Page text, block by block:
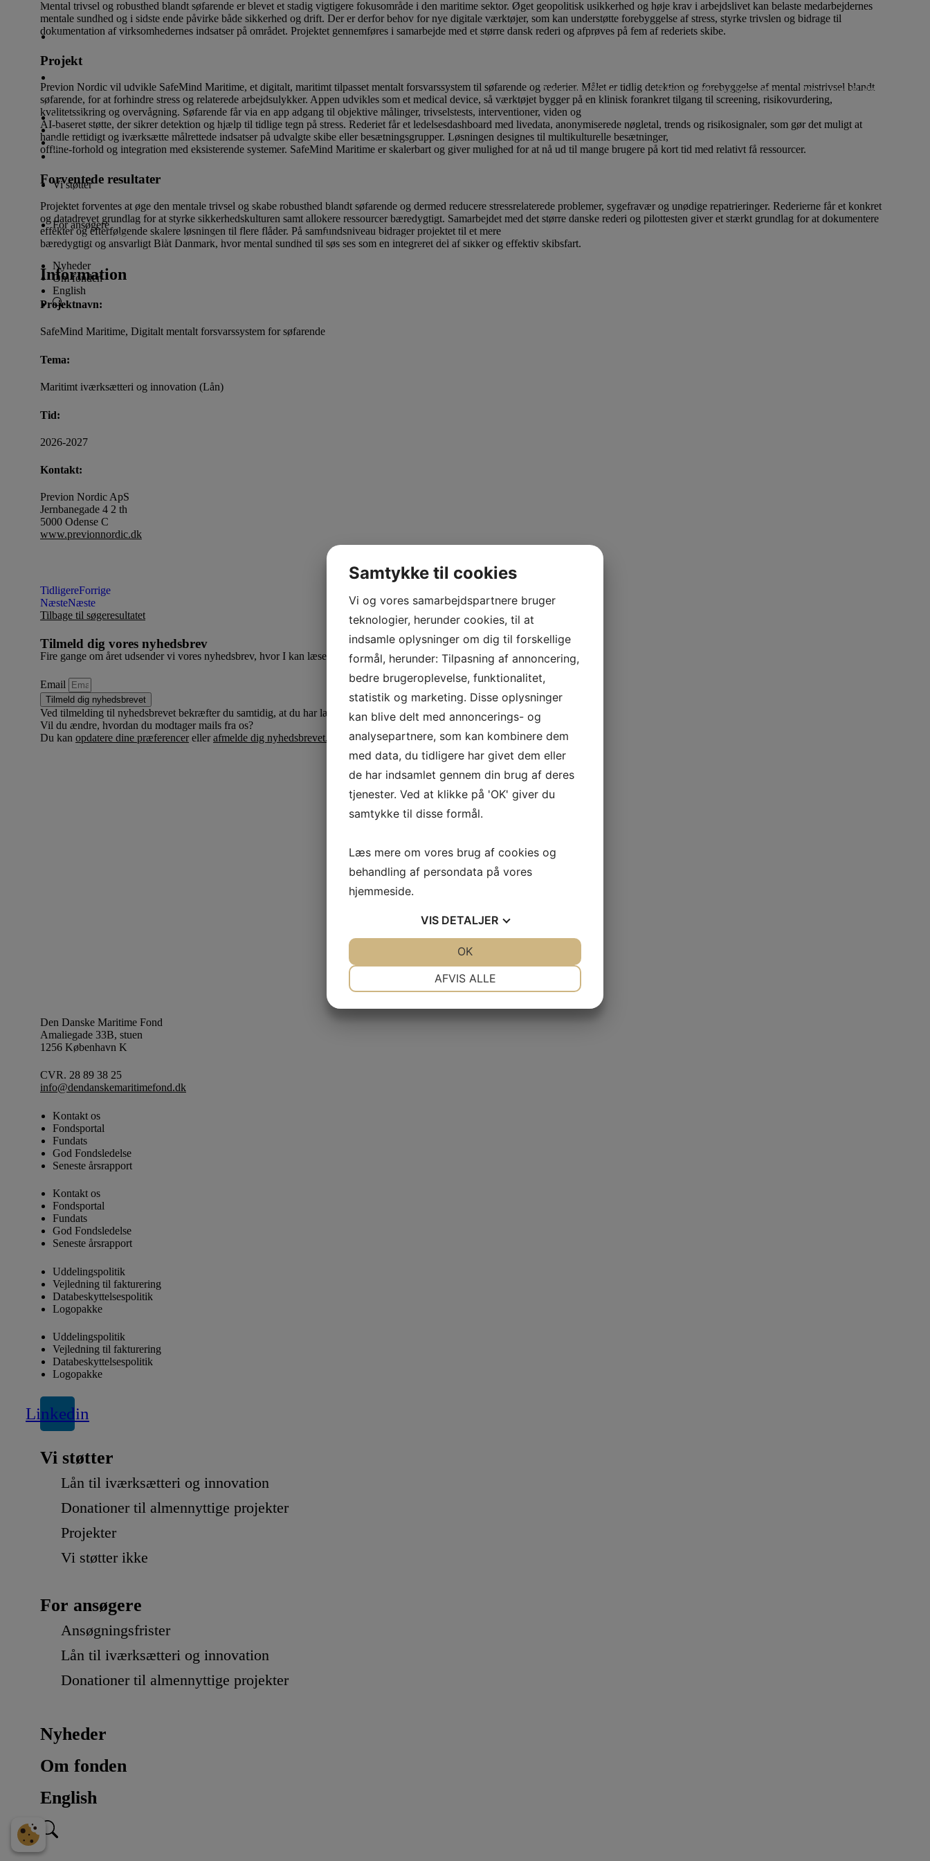
Vi støtter
Ansøgningsfrister
Lån til iværksætteri og innovation Donationer til almennyttige
Nyheder
Om fonden
English
Vi støtter
For ansøgere
Ansøgningsfrister
Lån til iværksætteri og innovation Donationer til almennyttige projekter
Nyheder
Om fonden
English
Mental trivsel og robusthed blandt søfarende er blevet et stadig vigtigere fokusområde i den maritime sektor. Øget geopolitisk usikkerhed og høje krav i arbejdslivet kan belaste medarbejdernes
mentale sundhed og i sidste ende påvirke både sikkerhed og drift. Der er derfor behov for nye digitale værktøjer, som kan understøtte forebyggelse af stress, styrke trivslen og bidrage til
dokumentation af virksomhedernes indsatser på området. Projektet gennemføres i samarbejde med et større dansk rederi og afprøves på fem af rederiets skibe.
Projekt
Previon Nordic vil udvikle SafeMind Maritime, et digitalt, maritimt tilpasset mentalt forsvarssystem til søfarende og rederier. Målet er tidlig detektion og forebyggelse af mental mistrivsel blandt
søfarende, for at forhindre stress og relaterede arbejdsulykker. Appen udvikles som et medical device, så værktøjet bygger på en klinisk forankret tilgang til screening, risikovurdering,
kvalitetssikring og overvågning. Søfarende får via en app adgang til objektive målinger, trivselstests, interventioner, viden og
AI‑baseret støtte, der sikrer detektion og hjælp til tidlige tegn på stress. Rederiet får et ledelsesdashboard med livedata, anonymiserede nøgletal, trends og risikosignaler, som gør det muligt at
handle rettidigt og iværksætte målrettede indsatser på udvalgte skibe eller besætningsgrupper. Løsningen designes til multikulturelle besætninger,
offline‑forhold og integration med eksisterende systemer. SafeMind Maritime er skalerbart og giver mulighed for at nå ud til mange brugere på kort tid med relativt få ressourcer.
Forventede resultater
Projektet forventes at øge den mentale trivsel og skabe robusthed blandt søfarende og dermed reducere stressrelaterede problemer, sygefravær og unødige repatrieringer. Rederierne får et konkret
og datadrevet grundlag for at styrke sikkerhedskulturen samt allokere ressourcer bæredygtigt. Samarbejdet med det større danske rederi og pilottesten giver et stærkt grundlag for at dokumentere
effekter og efterfølgende skalere løsningen til flere flåder. På samfundsniveau bidrager projektet til et mere
bæredygtigt og ansvarligt Blåt Danmark, hvor mental sundhed til søs ses som en integreret del af sikker og effektiv skibsfart.
Information
Projektnavn:
SafeMind Maritime, Digitalt mentalt forsvarssystem for søfarende
Tema:
Maritimt iværksætteri og innovation (Lån)
Tid:
2026-2027
Kontakt:
Previon Nordic ApS
Jernbanegade 4 2 th
5000 Odense C
www.previonnordic.dk
TidligereForrige
NæsteNæste
Tilbage til søgeresultatet
Tilmeld dig vores nyhedsbrev
Fire gange om året udsender vi vores nyhedsbrev, hvor I kan læse mere om de projekter, der modtager økonomisk støtte.
Email
Tilmeld dig nyhedsbrevet
Ved tilmelding til nyhedsbrevet bekræfter du samtidig, at du har læst og accepteret voresDatabeskyttelsespolitik
.
Vil du ændre, hvordan du modtager mails fra os?
Du kan opdatere dine præferencer eller afmelde dig nyhedsbrevet.
Den Danske Maritime Fond
Amaliegade 33B, stuen
1256 København K
CVR. 28 89 38 25
info@dendanskemaritimefond.dk
Kontakt os
Fondsportal
Fundats
God Fondsledelse
Seneste årsrapport
Kontakt os
Fondsportal
Fundats
God Fondsledelse
Seneste årsrapport
Uddelingspolitik
Vejledning til fakturering
Databeskyttelsespolitik
Logopakke
Uddelingspolitik
Vejledning til fakturering
Databeskyttelsespolitik
Logopakke
Linkedin
Vi støtter
Lån til iværksætteri og innovation
Donationer til almennyttige projekter
Projekter
Vi støtter ikke
For ansøgere
Ansøgningsfrister
Lån til iværksætteri og innovation
Donationer til almennyttige projekter
Nyheder
Om fonden
English
Samtykke til cookies
Vi og vores samarbejdspartnere bruger
teknologier, herunder cookies, til at
indsamle oplysninger om dig til forskellige
formål, herunder: Tilpasning af annoncering,
bedre brugeroplevelse, funktionalitet,
statistik og marketing. Disse oplysninger
kan blive delt med annoncerings- og
analysepartnere, som kan kombinere dem
med data, du tidligere har givet dem eller
de har indsamlet gennem din brug af deres
tjenester. Ved at klikke på 'OK' giver du
samtykke til disse formål.
Læs mere om vores brug af cookies og
behandling af persondata på vores
hjemmeside.
VIS DETALJER
AFVIS ALLE
OK